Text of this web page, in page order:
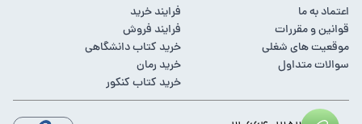
اعتماد به ما
قوانین و مقررات
موقعیت های شغلی
سوالات متداول
فرایند خرید
فرایند فروش
خرید کتاب دانشگاهی
خرید رمان
خرید کتاب کنکور